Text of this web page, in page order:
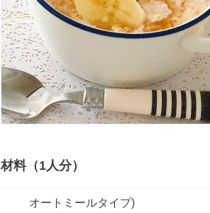
材料（1人分）
オートミールタイプ)